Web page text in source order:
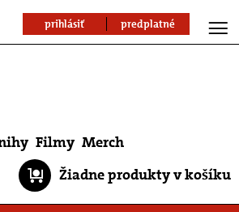
prihlásiť predplatné
Filmy Merch
Žiadne produkty v košíku